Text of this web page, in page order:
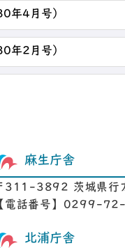
年4月号）
年2月号）
麻生庁舎
311-3892 茨城県行
電話番号】0299-
北浦庁舎